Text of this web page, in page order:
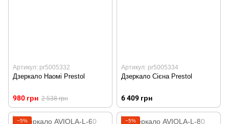
Артикул: pr5005332
Дзеркало Наомі Prestol
980 грн 2 538 грн
Артикул: pr5005334
Дзеркало Сієна Prestol
6 409 грн
−5% −5%